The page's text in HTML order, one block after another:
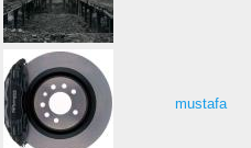
mustafa